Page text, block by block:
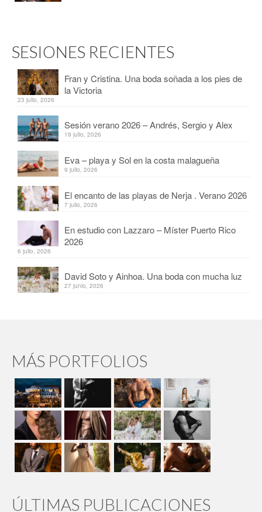
SESIONES RECIENTES
Fran y Cristina. Una boda soñada a los pies de
la Victoria
23 julio, 2026
Sesión verano 2026 – Andrés, Sergio y Alex
19 julio, 2026
Eva – playa y Sol en la costa malagueña
9 julio, 2026
El encanto de las playas de Nerja . Verano 2026
7 julio, 2026
En estudio con Lazzaro – Míster Puerto Rico
2026
6 julio, 2026
David Soto y Ainhoa. Una boda con mucha luz
27 junio, 2026
MÁS PORTFOLIOS
ÚLTIMAS PUBLICACIONES